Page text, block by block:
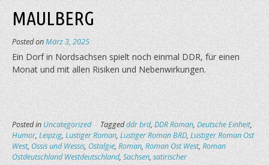
MAULBERG
Posted onMärz 3, 2025
Ein Dorf in Nordsachsen spielt noch einmal DDR, für einen
Monat und mit allen Risiken und Nebenwirkungen.
Posted inUncategorized Taggedddr brd,DDR Roman,Deutsche Einheit,
Humor,Leipzig,Lustiger Roman,Lustiger Roman BRD,Lustiger Roman Ost
West,Ossis und Wessis,Ostalgie,Roman,Roman Ost West,Roman
Ostdeutschland Westdeutschland,Sachsen,satirischer